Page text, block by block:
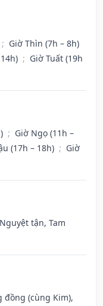
; Giờ Thìn (7h – 8h)
; Giờ Tuất (19h
; Giờ Ngọ (11h –
(17h – 18h) ; Giờ
tận, Tam
đồng (cùng Kim),